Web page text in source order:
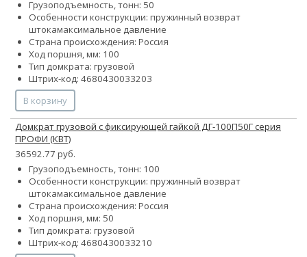
Грузоподъемность, тонн: 50
Особенности конструкции: пружинный возврат
штокамаксимальное давление
Страна происхождения: Россия
Ход поршня, мм: 100
Тип домкрата: грузовой
Штрих-код: 4680430033203
В корзину
Домкрат грузовой с фиксирующей гайкой ДГ-100П50Г серия
ПРОФИ (КВТ)
36592.77 руб.
Грузоподъемность, тонн: 100
Особенности конструкции: пружинный возврат
штокамаксимальное давление
Страна происхождения: Россия
Ход поршня, мм: 50
Тип домкрата: грузовой
Штрих-код: 4680430033210